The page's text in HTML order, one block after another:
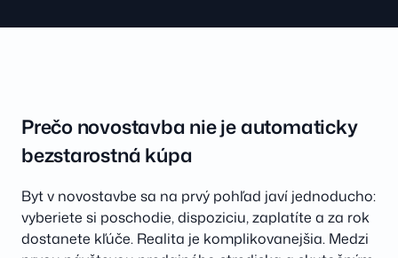
Prečo novostavba nie je automaticky
bezstarostná kúpa
Byt v novostavbe sa na prvý pohľad javí jednoducho:
vyberiete si poschodie, dispoziciu, zaplatíte a za rok
dostanete kľúče. Realita je komplikovanejšia. Medzi